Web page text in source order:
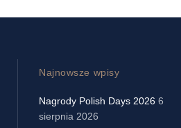
Najnowsze wpisy
Nagrody Polish Days 2026 6
sierpnia 2026